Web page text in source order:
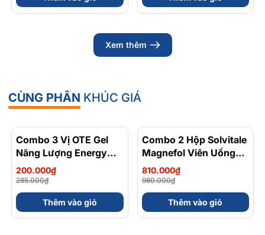
Xem thêm
CÙNG PHÂN KHÚC GIÁ
- 30%
Combo 3 Vị OTE Gel
Năng Lượng Energy
Gel Kết Hợp
Carbohydrate Điện Giải
56gram 82kcal
200.000₫
285.000₫
Thêm vào giỏ
- 17%
Combo 2 Hộp Solvitale
Magnefol Viên Uống
Magnesium
Bisglycinate + Vitamin
nhóm B (Hộp 30 Viên)
810.000₫
980.000₫
Thêm vào giỏ